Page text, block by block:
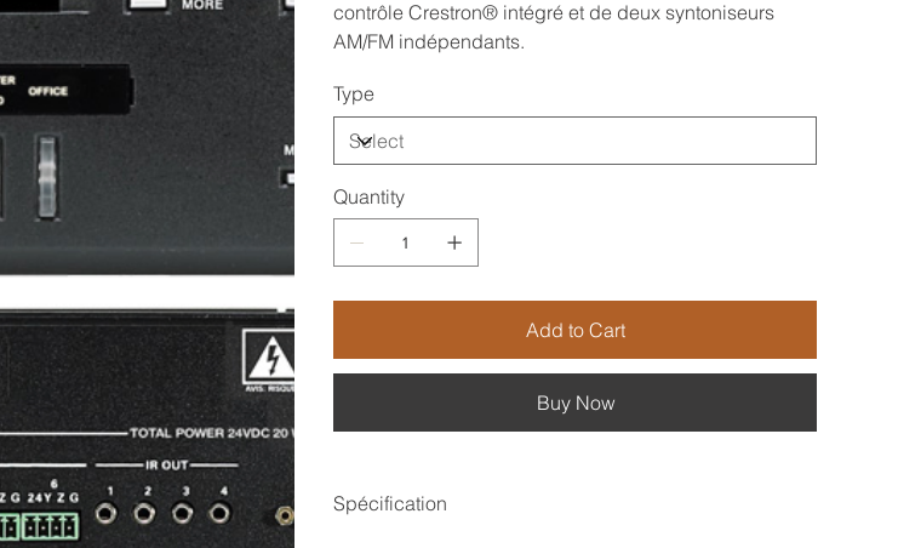
contrôle Crestron® intégré et de deux syntoniseurs
AM/FM indépendants.
Type
Quantity
Add to Cart
Buy Now
Spécification